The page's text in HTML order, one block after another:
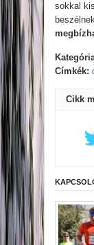
sokkal
Címkék:
Cikk